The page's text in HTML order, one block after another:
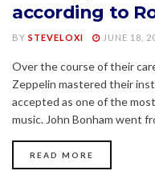
according to
BY STEVELOXI JUNE 18,
Over the course of their
Zeppelin mastered their
accepted as one of the
music. John Bonham went
READ MORE